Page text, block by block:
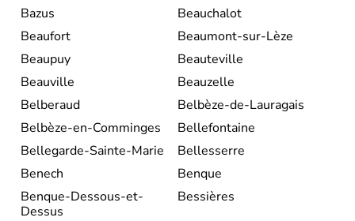
Bazus
Beauchalot
Beaufort
Beaumont-sur-Lèze
Beaupuy
Beauteville
Beauville
Beauzelle
Belberaud
Belbèze-de-Lauragais
Belbèze-en-Comminges
Bellefontaine
Bellegarde-Sainte-Marie
Bellesserre
Benech
Benque
Benque-Dessous-et-
Dessus
Bessières